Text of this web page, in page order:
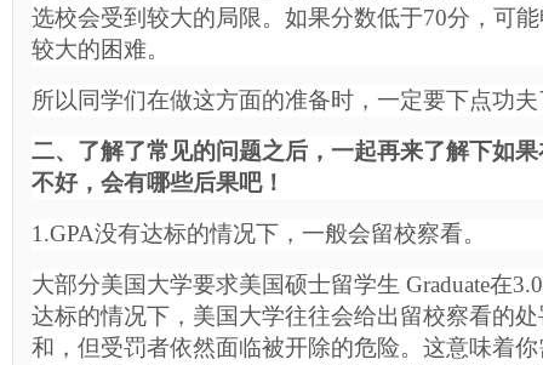
选校会受到较大的局限。如果分数低于70分，可
较大的困难。
所以同学们在做这方面的准备时，一定要下点功
二、了解了常见的问题之后，一起再来了解下如
不好，会有哪些后果吧！
1.GPA没有达标的情况下，一般会留校察看。
大部分美国大学要求美国硕士留学生 Graduate在
达标的情况下，美国大学往往会给出留校察看的
和，但受罚者依然面临被开除的危险。这意味着